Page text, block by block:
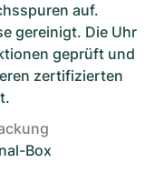
auf.
gereinigt. Die Uhr
geprüft und
zertifizierten
Box